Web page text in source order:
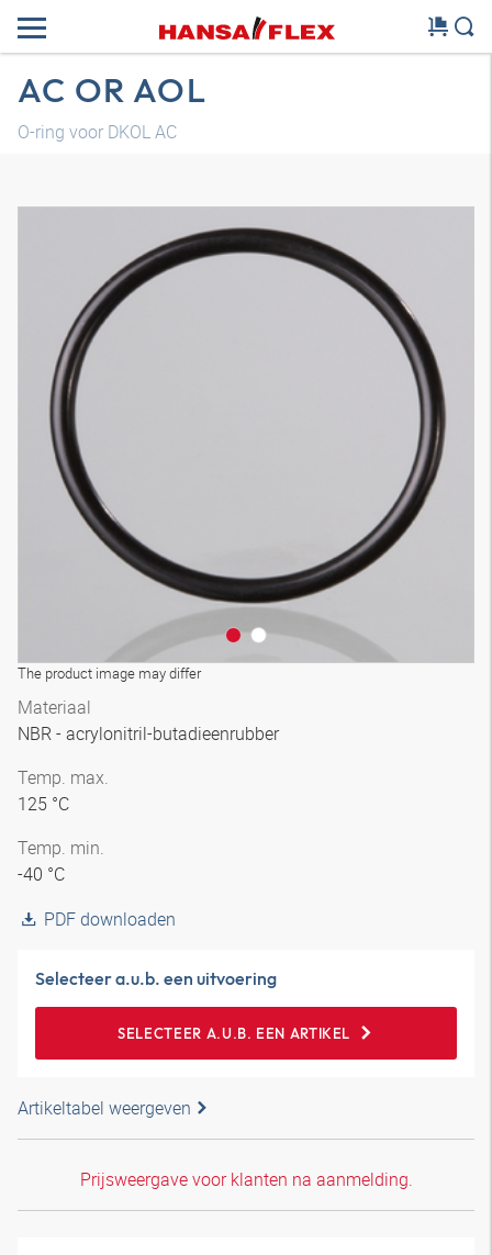
AC OR AOL
O-ring voor DKOL AC
The product image may differ
Materiaal
NBR - acrylonitril-butadieenrubber
Temp. max.
125 °C
Temp. min.
-40 °C
PDF downloaden
Selecteer a.u.b. een uitvoering
SELECTEER A.U.B. EEN ARTIKEL
Artikeltabel weergeven
Prijsweergave voor klanten na aanmelding.